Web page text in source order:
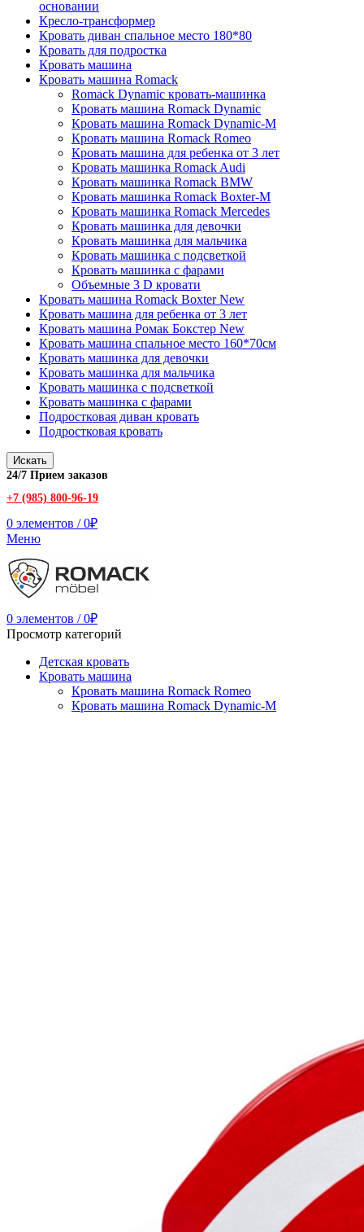
основании
Кресло-трансформер
Кровать диван спальное место 180*80
Кровать для подростка
Кровать машина
Кровать машина Romack
Romack Dynamic кровать-машинка
Кровать машина Romack Dynamic
Кровать машина Romack Dynamic-M
Кровать машина Romack Romeo
Кровать машина для ребенка от 3 лет
Кровать машинка Romack Audi
Кровать машинка Romack BMW
Кровать машинка Romack Boxter-M
Кровать машинка Romack Mercedes
Кровать машинка для девочки
Кровать машинка для мальчика
Кровать машинка с подсветкой
Кровать машинка с фарами
Объемные 3 D кровати
Кровать машина Romack Boxter New
Кровать машина для ребенка от 3 лет
Кровать машина Ромак Бокстер New
Кровать машина спальное место 160*70см
Кровать машинка для девочки
Кровать машинка для мальчика
Кровать машинка с подсветкой
Кровать машинка с фарами
Подростковая диван кровать
Подростковая кровать
Искать
24/7 Прием заказов
+7 (985) 800-96-19
0 элементов / 0₽
Меню
0 элементов / 0₽
Просмотр категорий
Детская кровать
Кровать машина
Кровать машина Romack Romeo
Кровать машина Romack Dynamic-M